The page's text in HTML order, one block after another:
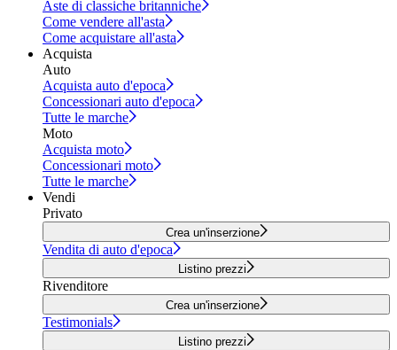
Aste di classiche britanniche
Come vendere all'asta
Come acquistare all'asta
Acquista
Auto
Acquista auto d'epoca
Concessionari auto d'epoca
Tutte le marche
Moto
Acquista moto
Concessionari moto
Tutte le marche
Vendi
Privato
Crea un'inserzione
Vendita di auto d'epoca
Listino prezzi
Rivenditore
Crea un'inserzione
Testimonials
Listino prezzi